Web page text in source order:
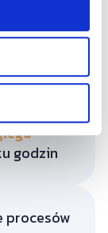
kontrolę
godzin
procesów